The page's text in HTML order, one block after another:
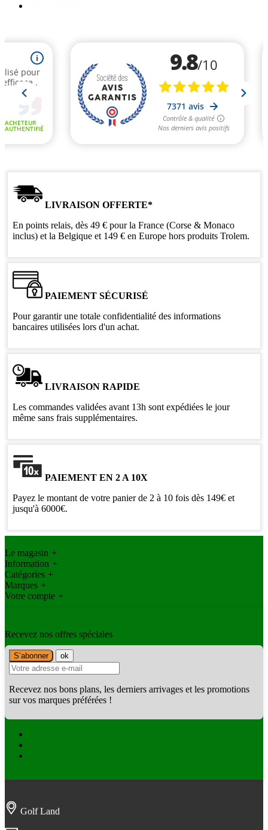
LIVRAISON OFFERTE*
En points relais, dès 49 € pour la France (Corse & Monaco
inclus) et la Belgique et 149 € en Europe hors produits Trolem.
PAIEMENT SÉCURISÉ
Pour garantir une totale confidentialité des informations
bancaires utilisées lors d'un achat.
LIVRAISON RAPIDE
Les commandes validées avant 13h sont expédiées le jour
même sans frais supplémentaires.
PAIEMENT EN 2 A 10X
Payez le montant de votre panier de 2 à 10 fois dès 149€ et
jusqu'à 6000€.
Le magasin +
Information +
Catégories +
Marques +
Votre compte +
Recevez nos offres spéciales
Recevez nos bons plans, les derniers arrivages et les promotions
sur vos marques préférées !
Golf Land